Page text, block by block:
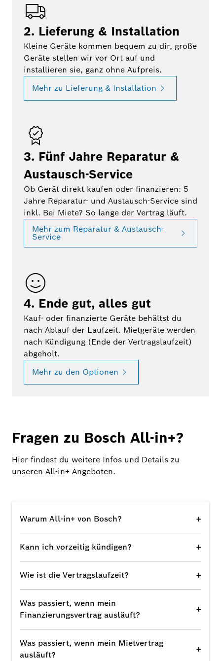
2. Lieferung & Installation
Kleine Geräte kommen bequem zu dir, große
Geräte stellen wir vor Ort auf und
installieren sie, ganz ohne Aufpreis.
Mehr zu Lieferung & Installation
3. Fünf Jahre Reparatur &
Austausch-Service
Ob Gerät direkt kaufen oder finanzieren: 5
Jahre Reparatur- und Austausch-Service sind
inkl. Bei Miete? So lange der Vertrag läuft.
Mehr zum Reparatur & Austausch-
Service
4. Ende gut, alles gut
Kauf- oder finanzierte Geräte behältst du
nach Ablauf der Laufzeit. Mietgeräte werden
nach Kündigung (Ende der Vertragslaufzeit)
abgeholt.
Mehr zu den Optionen
Fragen zu Bosch All-in+?
Hier findest du weitere Infos und Details zu
unseren All-in+ Angeboten.
Warum All-in+ von Bosch? +
Kann ich vorzeitig kündigen? +
Wie ist die Vertragslaufzeit? +
Was passiert, wenn mein
Finanzierungsvertrag ausläuft?
+
Was passiert, wenn mein Mietvertrag
ausläuft?
+